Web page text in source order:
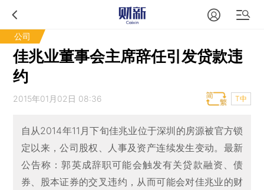
公司
佳兆业董事会主席辞任引发贷款违
约
2015年01月02日 08:36 T中
自从2014年11月下旬佳兆业位于深圳的房源被官方锁
定以来，公司股权、人事及资产连续发生变动。最新
公告称：郭英成辞职可能会触发有关贷款融资、债
券、股本证券的交叉违约，从而可能会对佳兆业的财